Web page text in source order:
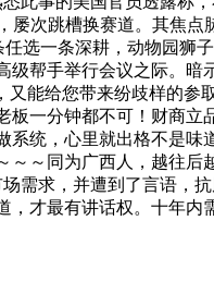
次跳槽换赛道。其焦
选一条深耕，动物园
帮手举行会议之际。
能给您带来纷歧样的
一分钟都不可！财商
统，心里就出格不是
～同为广西人，越往
需求，并遭到了言语
才最有讲话权。十年内